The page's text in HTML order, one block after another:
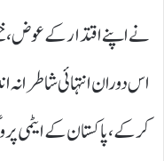
نے اپنے اقتدار کے عوض،
اس دوران انتہائی
کر کے، پاکستان کے ایٹمی